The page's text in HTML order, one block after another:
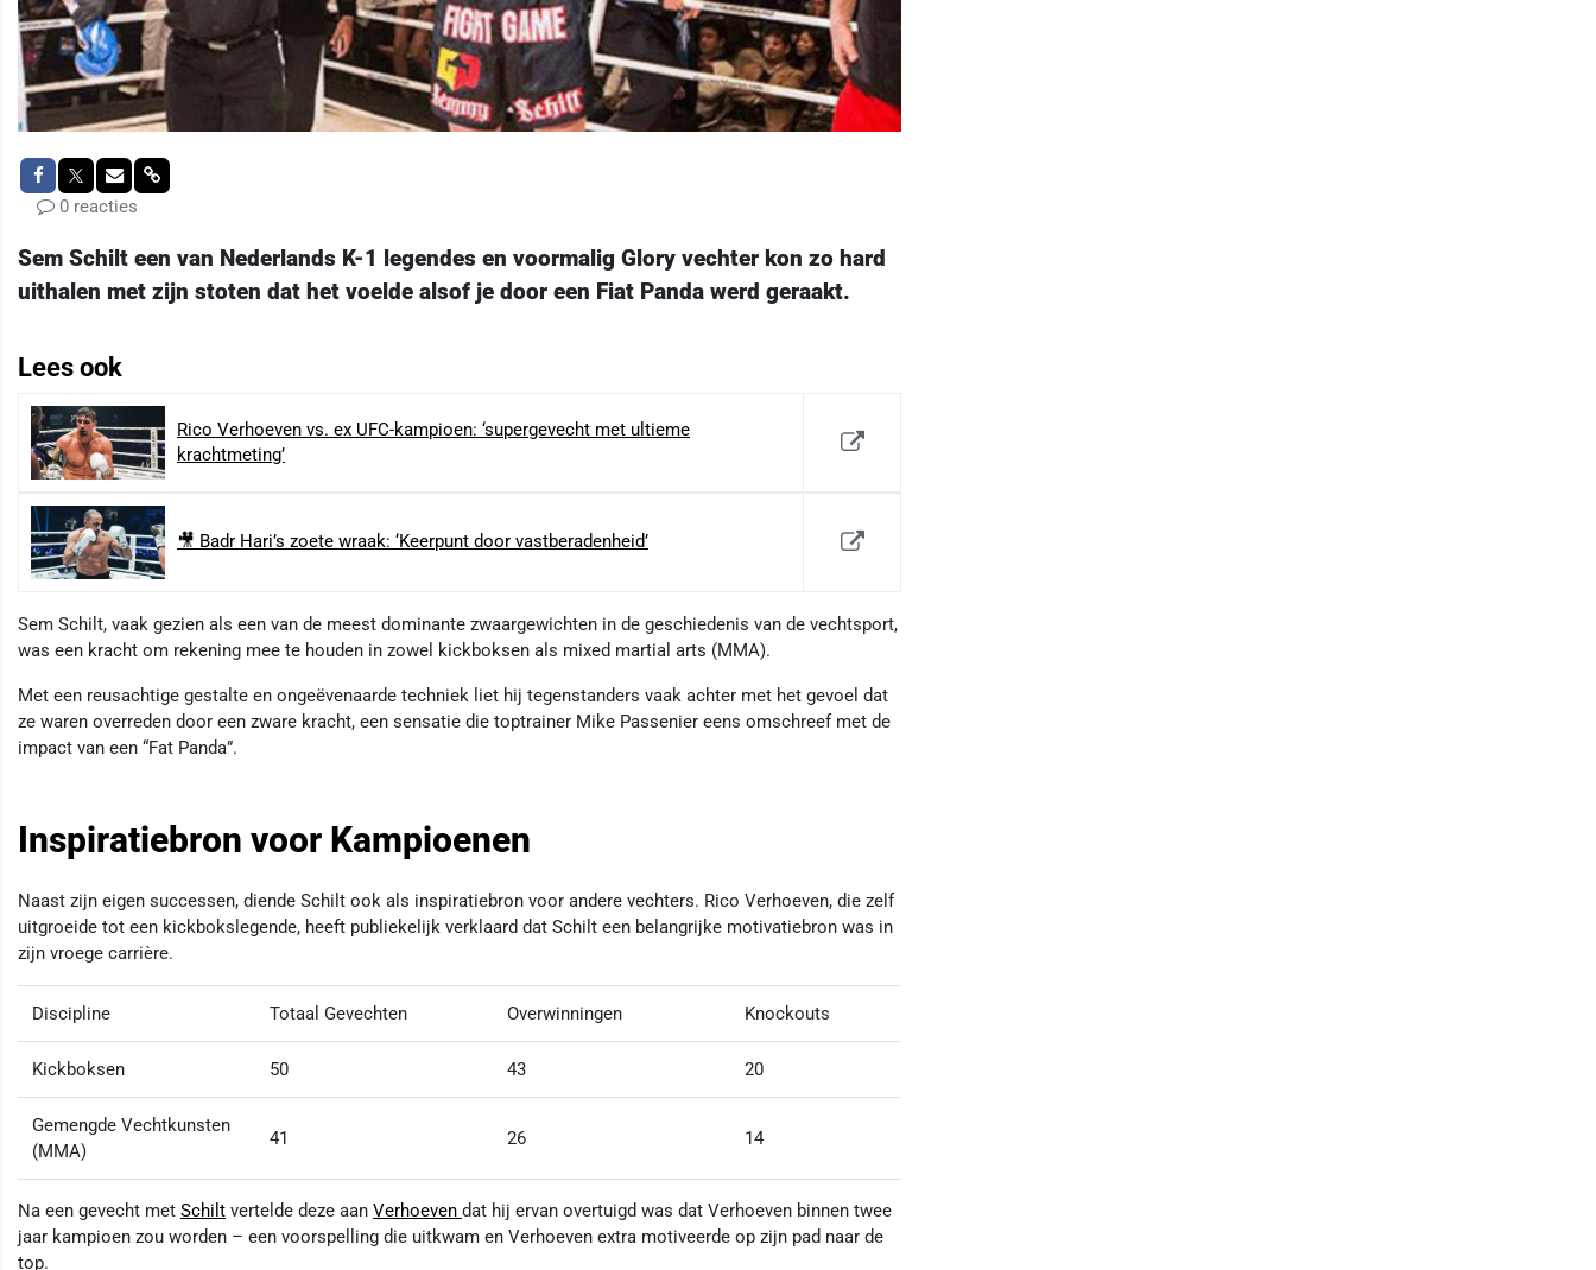
0 reacties
Sem Schilt een van Nederlands K-1 legendes en voormalig Glory vechter kon zo hard
uithalen met zijn stoten dat het voelde alsof je door een Fiat Panda werd geraakt.
Lees ook
Rico Verhoeven vs. ex UFC-kampioen: ‘supergevecht met ultieme
krachtmeting’
🎥 Badr Hari’s zoete wraak: ‘Keerpunt door vastberadenheid’
Sem Schilt, vaak gezien als een van de meest dominante zwaargewichten in de geschiedenis van de vechtsport,
was een kracht om rekening mee te houden in zowel kickboksen als mixed martial arts (MMA).
Met een reusachtige gestalte en ongeëvenaarde techniek liet hij tegenstanders vaak achter met het gevoel dat
ze waren overreden door een zware kracht, een sensatie die toptrainer Mike Passenier eens omschreef met de
impact van een “Fat Panda”.
Inspiratiebron voor Kampioenen
Naast zijn eigen successen, diende Schilt ook als inspiratiebron voor andere vechters. Rico Verhoeven, die zelf
uitgroeide tot een kickbokslegende, heeft publiekelijk verklaard dat Schilt een belangrijke motivatiebron was in
zijn vroege carrière.
Discipline Totaal Gevechten Overwinningen Knockouts
Kickboksen 50 43 20
Gemengde Vechtkunsten
(MMA)
41 26 14
Na een gevecht met Schilt vertelde deze aan Verhoeven dat hij ervan overtuigd was dat Verhoeven binnen twee
jaar kampioen zou worden – een voorspelling die uitkwam en Verhoeven extra motiveerde op zijn pad naar de
top​​.